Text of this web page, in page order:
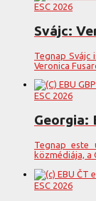
ESC 2026
Svájc:
Tegnap
Veronica
ESC 2026
Georgia:
Tegnap este
közmédiája, a
ESC 2026